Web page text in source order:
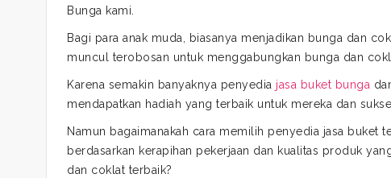
Bunga kami.
Bagi para anak muda, biasanya menjadikan bunga dan
muncul terobosan untuk menggabungkan bunga dan
Karena semakin banyaknya penyedia jasa buket bunga
mendapatkan hadiah yang terbaik untuk mereka dan
Namun bagaimanakah cara memilih penyedia jasa buket
berdasarkan kerapihan pekerjaan dan kualitas produk
dan coklat terbaik?